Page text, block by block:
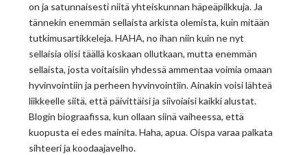
on ja satunnaisesti niitä yhteiskunnan häpeäpilkkuja. Ja
tännekin enemmän sellaista arkista olemista, kuin mitään
tutkimusartikkeleja. HAHA, no ihan niin kuin ne nyt
sellaisia olisi täällä koskaan ollutkaan, mutta enemmän
sellaista, josta voitaisiin yhdessä ammentaa voimia omaan
hyvinvointiin ja perheen hyvinvointiin. Ainakin voisi lähteä
liikkeelle siitä, että päivittäisi ja siivoiaisi kaikki alustat.
Blogin biograafissa, kun ollaan siinä vaiheessa, että
kuopusta ei edes mainita. Haha, apua. Oispa varaa palkata
sihteeri ja koodaajavelho.